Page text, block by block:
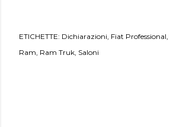
ETICHETTE: Dichiarazioni Fiat Professional
Ram Ram Truk Saloni